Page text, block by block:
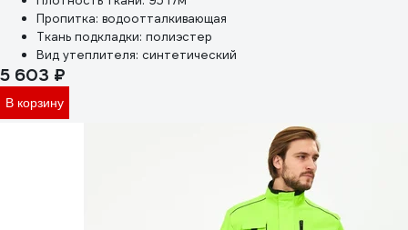
Пропитка: водоотталкивающая
Ткань подкладки: полиэстер
Вид утеплителя: синтетический
5 603 ₽
В корзину